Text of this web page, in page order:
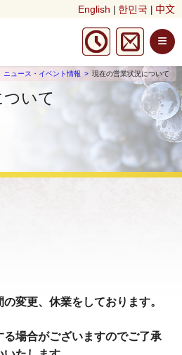
English 한민국 中文
≡
ニュース・イベント情報 現在の営業状況について
いて
変更、休業をしております。
場合がございますのでご了承